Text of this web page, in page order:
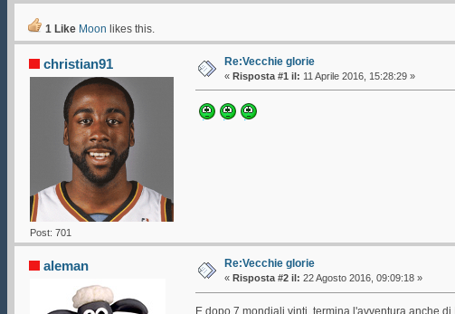
1 Like Moon likes this.
christian91
Post: 701
Re:Vecchie glorie
« Risposta #1 il: 11 Aprile 2016, 15:28:29 »
aleman Re:Vecchie glorie
« Risposta #2 il: 22 Agosto 2016, 09:09:18 »
E dopo 7 mondiali vinti, termina l'avventura anche